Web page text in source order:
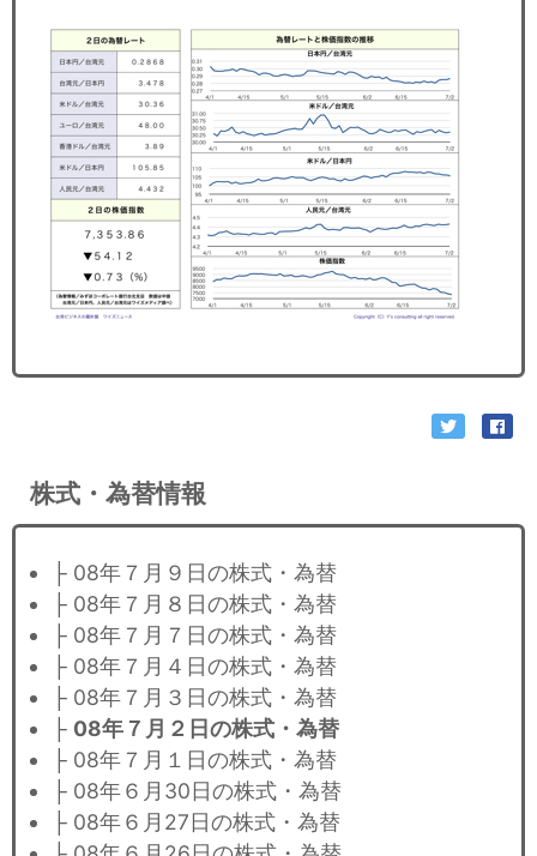
経済ニュース
労務顧問
ＩＴ
飲食店情報
株式・為替情報
├ 08年７月９日の株式・為替
├ 08年７月８日の株式・為替
├ 08年７月７日の株式・為替
├ 08年７月４日の株式・為替
├ 08年７月３日の株式・為替
├ 08年７月２日の株式・為替
├ 08年７月１日の株式・為替
├ 08年６月30日の株式・為替
├ 08年６月27日の株式・為替